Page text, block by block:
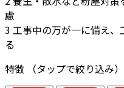
慮
3 工事中の万が一に備え
る
特徴
（タップで絞り込み）